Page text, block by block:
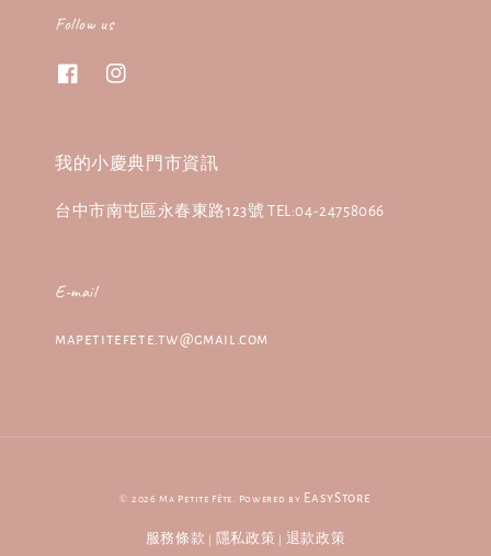
Follow us
我的小慶典門市資訊
台中市南屯區永春東路123號 TEL:04-24758066
E-mail
mapetitefete.tw@gmail.com
© 2026 Ma Petite Fête. Powered by EasyStore
服務條款 隱私政策 退款政策